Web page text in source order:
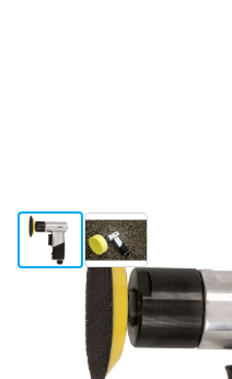
View larger imageView larger image
Op voorraad
€ 192,86